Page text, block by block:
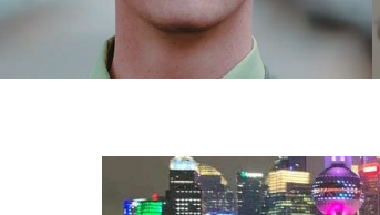
Admissions
Entreprises